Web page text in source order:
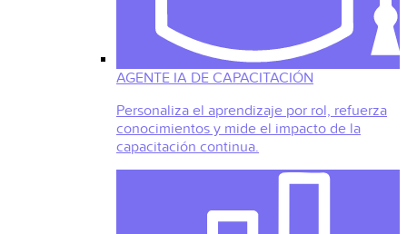
AGENTE IA DE CAPACITACIÓN
Personaliza el aprendizaje por rol, refuerza
conocimientos y mide el impacto de la
capacitación continua.